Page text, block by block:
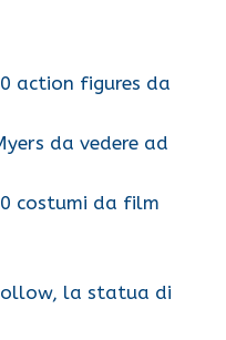
action figures da
da vedere ad
costumi da film
la statua di